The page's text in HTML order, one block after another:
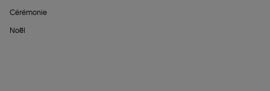
Cérémonie
Noël